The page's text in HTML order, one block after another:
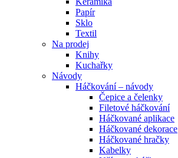
Papír
Sklo
Textil
Na prodej
Knihy
Kuchařky
Návody
Háčkování – návody
Čepice a čelenky
Filetové háčkování
Háčkované aplikace
Háčkované dekorace
Háčkované hračky
Kabelky